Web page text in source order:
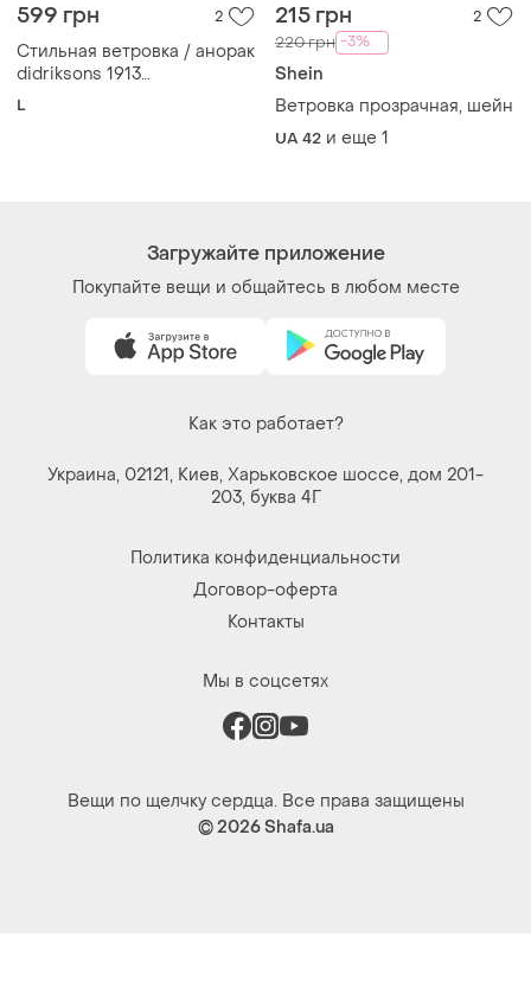
599 грн 2
Стильная ветровка / анорак
didriksons 1913
(stormsystem)
L
215 грн 2
220 грн -3%
Shein
Ветровка прозрачная, шейн
UA 42 и еще 1
Загружайте приложение
Покупайте вещи и общайтесь в любом месте
Как это работает?
Украина, 02121, Киев, Харьковское шоссе, дом 201-
203, буква 4Г
Политика конфиденциальности
Договор-оферта
Контакты
Мы в соцсетях
Вещи по щелчку сердца. Все права защищены
© 2026Shafa.ua